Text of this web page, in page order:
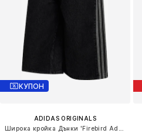
КУПОН
ADIDAS ORIGINALS